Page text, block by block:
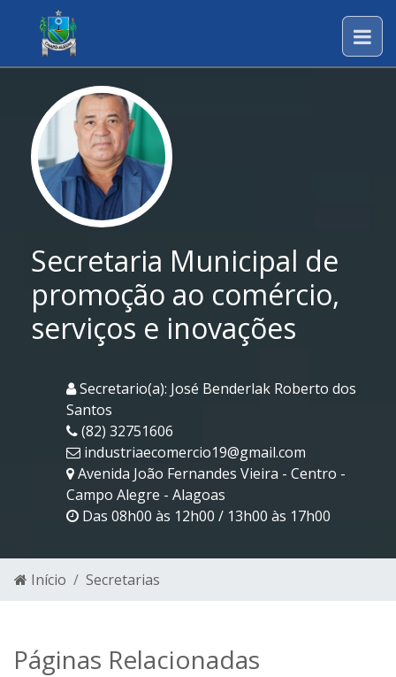
Secretaria Municipal de
promoção ao comércio,
serviços e inovações
Secretario(a): José Benderlak Roberto dos
Santos
(82) 32751606
industriaecomercio19@gmail.com
Avenida João Fernandes Vieira - Centro -
Campo Alegre - Alagoas
Das 08h00 às 12h00 / 13h00 às 17h00
Início Secretarias
Páginas Relacionadas